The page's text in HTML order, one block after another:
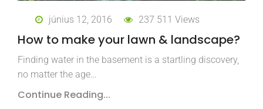
június 12, 2016 237 511 Views
How to make your lawn & landscape?
Finding water in the basement is a startling discovery,
no matter the age…
Continue Reading...